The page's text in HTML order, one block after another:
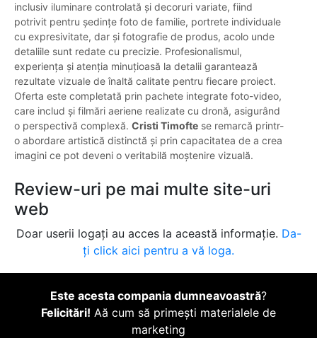
inclusiv iluminare controlată și decoruri variate, fiind
potrivit pentru ședințe foto de familie, portrete individuale
cu expresivitate, dar și fotografie de produs, acolo unde
detaliile sunt redate cu precizie. Profesionalismul,
experiența și atenția minuțioasă la detalii garantează
rezultate vizuale de înaltă calitate pentru fiecare proiect.
Oferta este completată prin pachete integrate foto-video,
care includ și filmări aeriene realizate cu dronă, asigurând
o perspectivă complexă. Cristi Timofte se remarcă printr-
o abordare artistică distinctă și prin capacitatea de a crea
imagini ce pot deveni o veritabilă moștenire vizuală.
Review-uri pe mai multe site-uri
web
Doar userii logați au acces la această informație. Da-
ți click aici pentru a vă loga.
Este acesta compania dumneavoastră?
Felicitări! Aă cum să primești materialele de
marketing